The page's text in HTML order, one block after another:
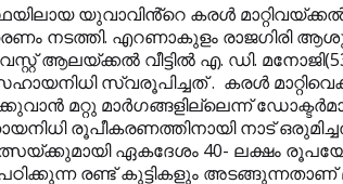
യുവാവിൻ്റെ കരൾ
നടത്തി. എറണാകുളം രാജഗിരി
ആലയ്ക്കല്‍ വീട്ടിൽ എ. ഡി.
സ്വരൂപിച്ചത് . കരൾ
മറ്റു മാർഗങ്ങളില്ലെന്ന്
രൂപീകരണത്തിനായി നാട്
ഏകദേശം 40- ലക്ഷം
രണ്ട് കുട്ടികളും